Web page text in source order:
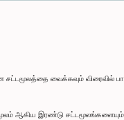
வைக்கவும் விரைவில்
ஆகிய இரண்டு